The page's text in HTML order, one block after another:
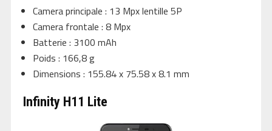
Camera principale : 13 Mpx lentille 5P
Camera frontale : 8 Mpx
Batterie : 3100 mAh
Poids : 166,8 g
Dimensions : 155.84 x 75.58 x 8.1 mm
Infinity H11 Lite